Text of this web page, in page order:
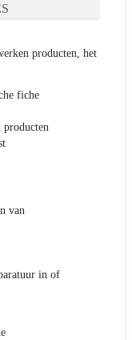
producten, het
fiche
producten
van
in of